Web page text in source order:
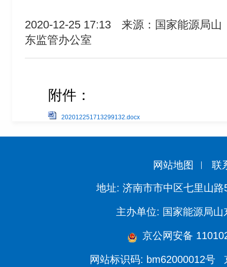
2020-12-25 17:13
来源：国家能源局山
东监管办公室
附件：
202012251713299132.docx
网站地图 联
地址: 济南市市中区七里山路
主办单位: 国家能源局山
京公网安备
网站标识码: bm62000012号